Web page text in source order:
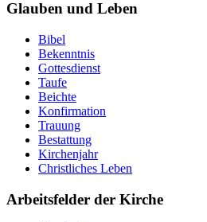
Glauben und Leben
Bibel
Bekenntnis
Gottesdienst
Taufe
Beichte
Konfirmation
Trauung
Bestattung
Kirchenjahr
Christliches Leben
Arbeitsfelder der Kirche